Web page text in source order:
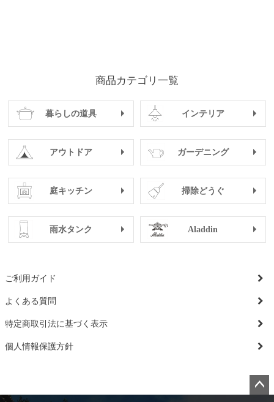
商品カテゴリ一覧
暮らしの道具 インテリア
アウトドア ガーデニング
庭キッチン 掃除どうぐ
雨水タンク Aladdin
ご利用ガイド
よくある質問
特定商取引法に基づく表示
個人情報保護方針